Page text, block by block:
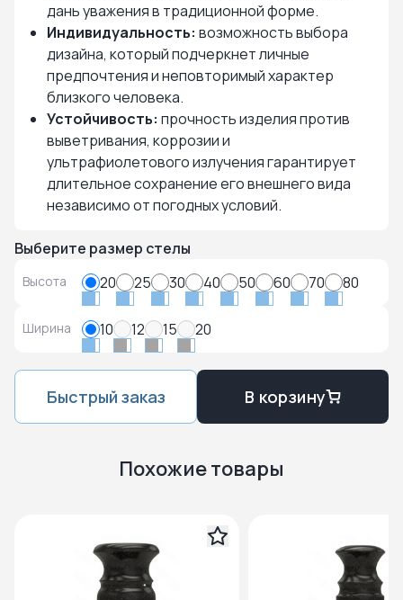
дань уважения в традиционной форме.
Индивидуальность: возможность выбора
дизайна, который подчеркнет личные
предпочтения и неповторимый характер
близкого человека.
Устойчивость: прочность изделия против
выветривания, коррозии и
ультрафиолетового излучения гарантирует
длительное сохранение его внешнего вида
независимо от погодных условий.
Выберите размер стелы
Высота 20 25 30 40 50 60 70 80
Ширина 10 12 15 20
Быстрый заказ В корзину
Похожие товары